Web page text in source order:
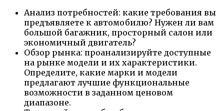
Анализ потребностей: какие требования вы
предъявляете к автомобилю? Нужен ли вам
большой багажник, просторный салон или
экономичный двигатель?
Обзор рынка: проанализируйте доступные
на рынке модели и их характеристики.
Определите, какие марки и модели
предлагают лучшие функциональные
возможности в заданном ценовом
диапазоне.